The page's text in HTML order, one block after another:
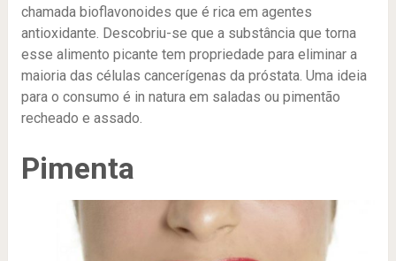
chamada bioflavonoides que é rica em agentes
antioxidante. Descobriu-se que a substância que torna
esse alimento picante tem propriedade para eliminar a
maioria das células cancerígenas da próstata. Uma ideia
para o consumo é in natura em saladas ou pimentão
recheado e assado.
Pimenta